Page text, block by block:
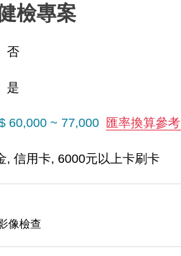
檢專案
否
是
60,000 ~ 77,000 匯率換算參考
, 信用卡, 6000元以上卡刷卡
像檢查